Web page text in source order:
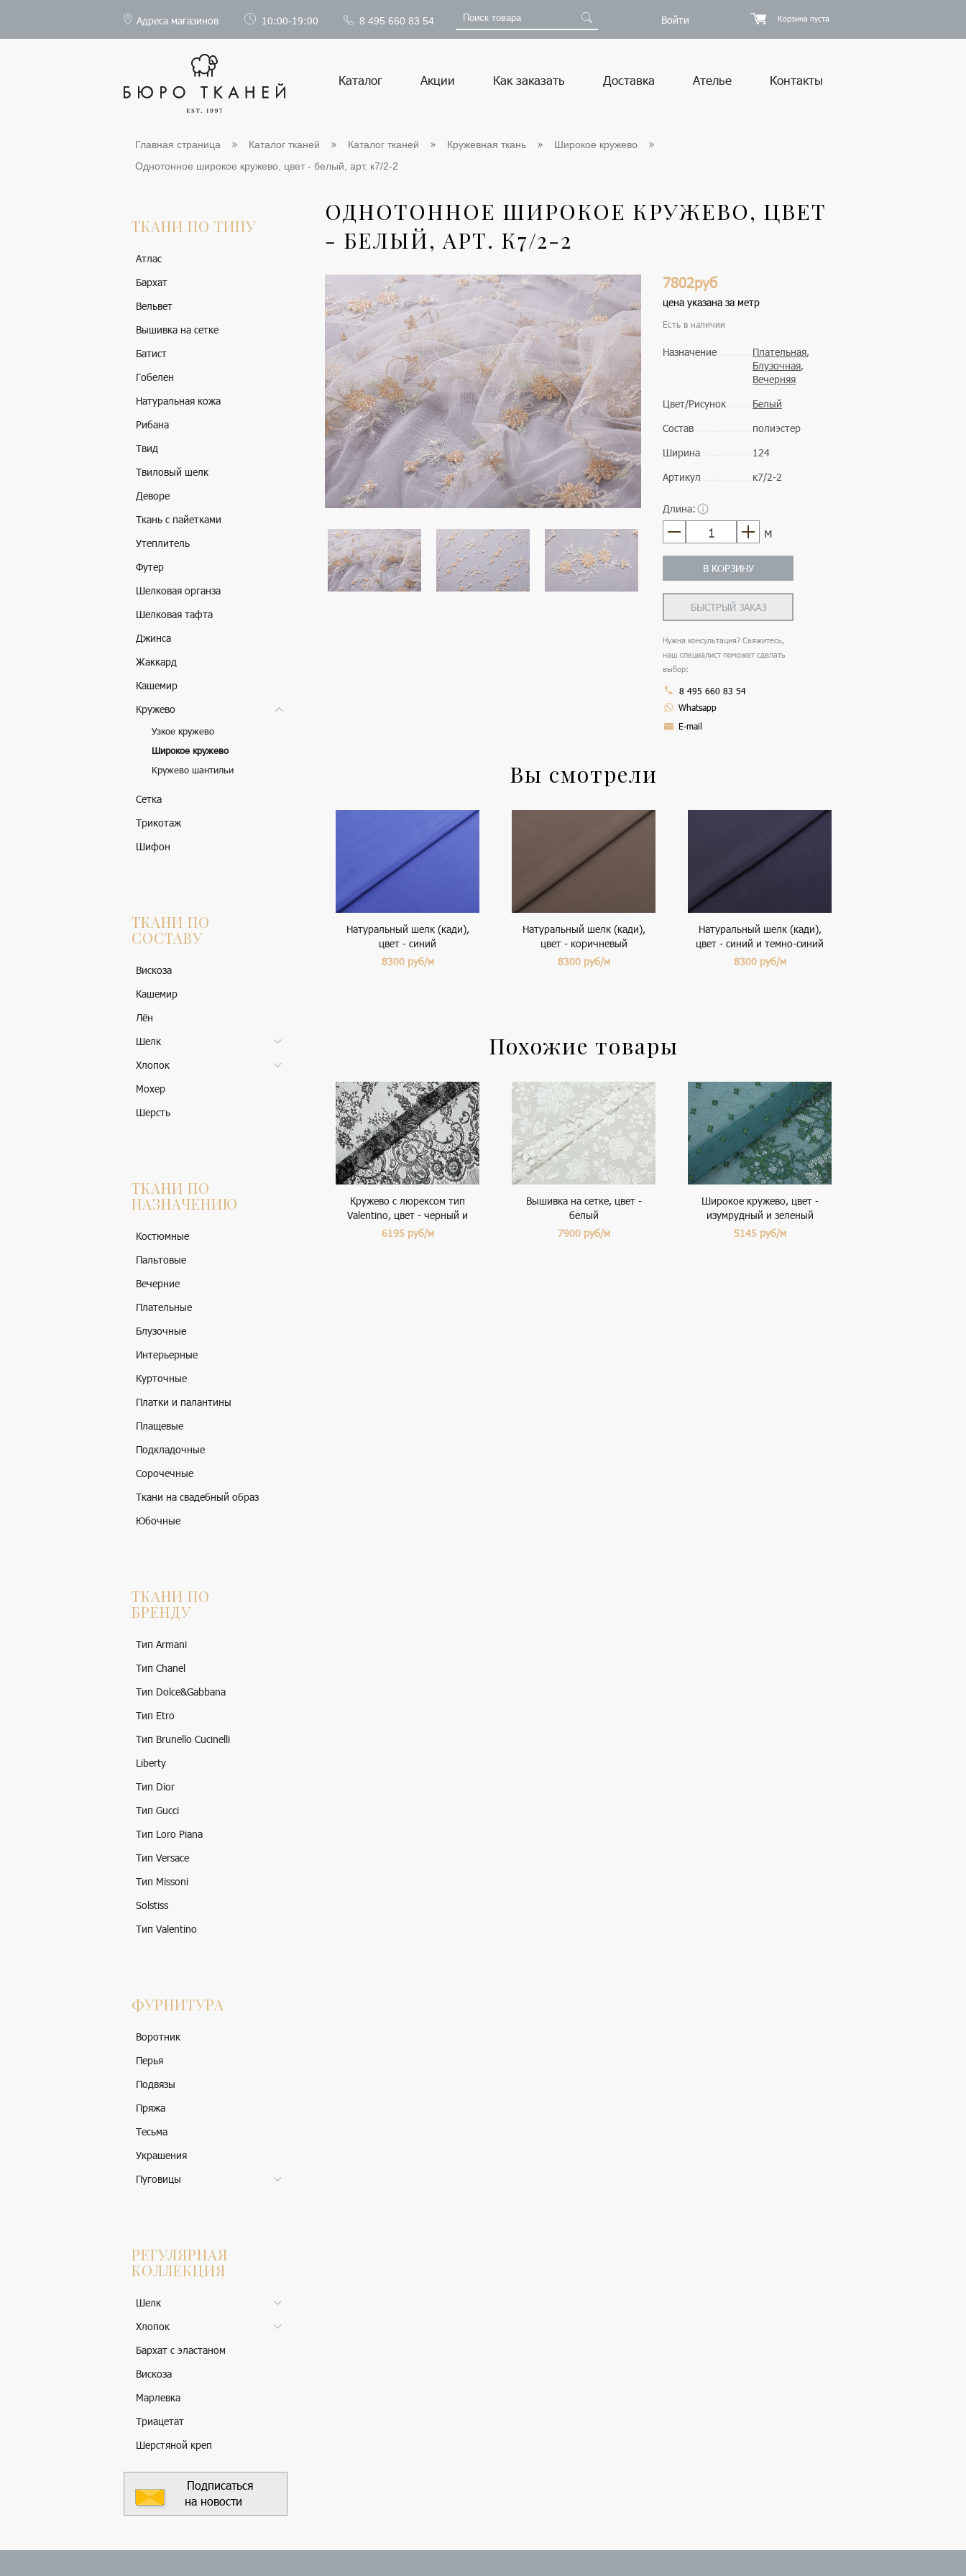
Адреса магазинов 10:00-19:00 8 495 660 83 54 Войти Корзина пуста
Каталог Акции Как заказать Доставка Ателье Контакты
Главная страница Каталог тканей Каталог тканей Кружевная ткань
Широкое кружево
Однотонное широкое кружево, цвет - белый, арт. к7/2-2
ТКАНИ ПО ТИПУ
Атлас
Бархат
Вельвет
Вышивка на сетке
Батист
Гобелен
Натуральная кожа
Рибана
Твид
Твиловый шелк
Деворе
Ткань с пайетками
Утеплитель
Футер
Шелковая органза
Шелковая тафта
Джинса
Жаккард
Кашемир
Кружево
Узкое кружево
Широкое кружево
Кружево шантильи
Сетка
Трикотаж
Шифон
ТКАНИ ПО
СОСТАВУ
Вискоза
Кашемир
Лён
Шелк
Хлопок
Мохер
Шерсть
ТКАНИ ПО
НАЗНАЧЕНИЮ
Костюмные
Пальтовые
Вечерние
Плательные
Блузочные
Интерьерные
Курточные
Платки и палантины
Плащевые
Подкладочные
Сорочечные
Ткани на свадебный образ
Юбочные
ТКАНИ ПО
БРЕНДУ
Тип Armani
Тип Chanel
Тип Dolce&Gabbana
Тип Etro
Тип Brunello Cucinelli
Liberty
Тип Dior
Тип Gucci
Тип Loro Piana
Тип Versace
Тип Missoni
Solstiss
Тип Valentino
ФУРНИТУРА
Воротник
Перья
Подвязы
Пряжа
Тесьма
Украшения
Пуговицы
РЕГУЛЯРНАЯ
КОЛЛЕКЦИЯ
Шелк
Хлопок
Бархат с эластаном
Вискоза
Марлевка
Триацетат
Шерстяной креп
Подписаться
на новости
ОДНОТОННОЕ ШИРОКОЕ КРУЖЕВО, ЦВЕТ
- БЕЛЫЙ, АРТ. К7/2-2
7802руб
цена указана за метр
Есть в наличии
Назначение Плательная,
Блузочная,
Вечерняя
Цвет/Рисунок
Белый
Состав
полиэстер
Ширина
124
Артикул
к7/2-2
Длина:
м
В КОРЗИНУ
БЫСТРЫЙ ЗАКАЗ
Нужна консультация? Свяжитесь,
наш специалист поможет сделать
выбор:
8 495 660 83 54
Whatsapp
E-mail
Вы смотрели
Натуральный шелк (кади),
цвет - синий
8300 руб/м
Натуральный шелк (кади),
цвет - коричневый
8300 руб/м
Натуральный шелк (кади),
цвет - синий и темно-синий
8300 руб/м
Похожие товары
Кружево с люрексом тип
Valentino, цвет - черный и
серебро
6195 руб/м
Вышивка на сетке, цвет -
белый
7900 руб/м
Широкое кружево, цвет -
изумрудный и зеленый
5145 руб/м